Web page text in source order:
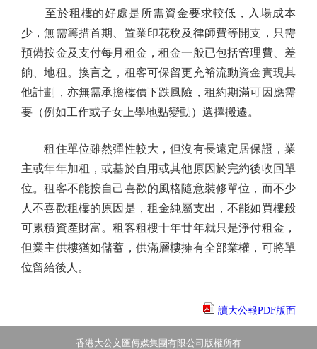
至於租樓的好處是所需資金要求較低，入場成本
少，無需籌措首期、置業印花稅及律師費等開支，只需
預備按金及支付每月租金，租金一般已包括管理費、差
餉、地租。換言之，租客可保留更充裕流動資金實現其
他計劃，亦無需承擔樓價下跌風險，租約期滿可因應需
要（例如工作或子女上學地點變動）選擇搬遷。
租住單位雖然彈性較大，但沒有長遠定居保證，業
主或年年加租，或基於自用或其他原因於完約後收回單
位。租客不能按自己喜歡的風格隨意裝修單位，而不少
人不喜歡租樓的原因是，租金純屬支出，不能如買樓般
可累積資產財富。租客租樓十年廿年就只是淨付租金，
但業主供樓猶如儲蓄，供滿層樓擁有全部業權，可將單
位留給後人。
讀大公報PDF版面
香港大公文匯傳媒集團有限公司版權所有